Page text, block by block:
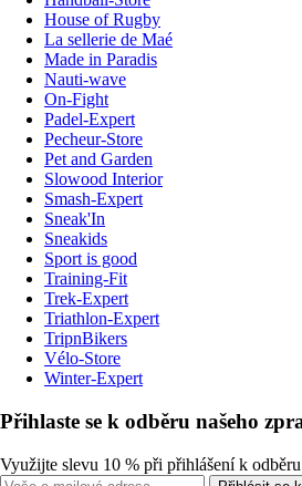
House of Rugby
La sellerie de Maé
Made in Paradis
Nauti-wave
On-Fight
Padel-Expert
Pecheur-Store
Pet and Garden
Slowood Interior
Smash-Expert
Sneak'In
Sneakids
Sport is good
Training-Fit
Trek-Expert
Triathlon-Expert
TripnBikers
Vélo-Store
Winter-Expert
Přihlaste se k odběru našeho
Využijte slevu 10 % při přihlášení k